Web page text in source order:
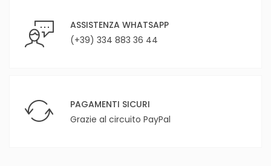
ASSISTENZA WHATSAPP
(+39) 334 883 36 44
PAGAMENTI SICURI
Grazie al circuito PayPal